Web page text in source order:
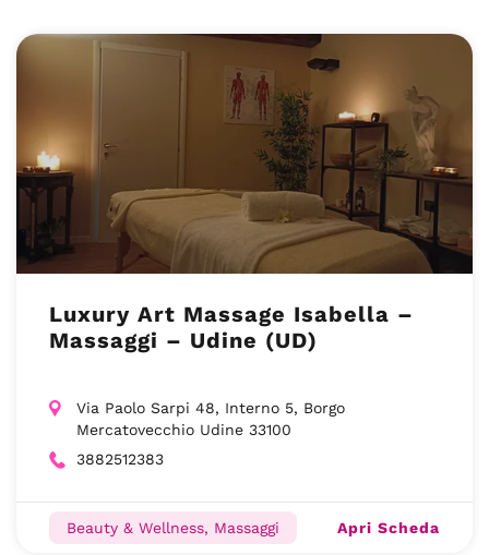
Luxury Art Massage Isabella –
Massaggi – Udine (UD)
Via Paolo Sarpi 48, Interno 5, Borgo
Mercatovecchio Udine 33100
3882512383
Beauty & Wellness, Massaggi Apri Scheda